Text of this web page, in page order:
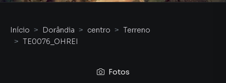
Início Dorândia centro
Terreno
TE0076_OHREI
Fotos